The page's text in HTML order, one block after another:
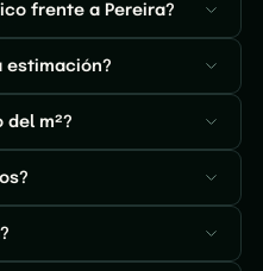
frente a Pereira?
estimación?
del m²?